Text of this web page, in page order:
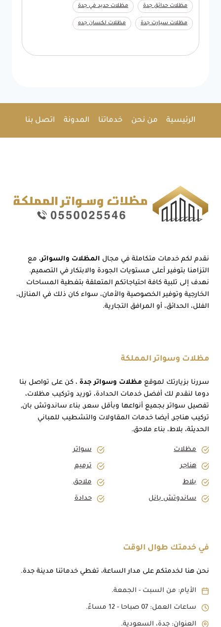
مظلات حدائق جدة مظلات حديد في جدة
مظلات سيارت جدة مظلات لكسان جده
الرئيسية من نحن خدماتنا المدونة اتصل بنا
نقدم لكم خدمات متكاملة في مجال المظلات والسواتر، مع
التزامنا بتوفير أعلى مستويات الجودة والابتكار في التصميم.
نهدف إلى تلبية كافة احتياجاتكم المتعلقة بتغطية المساحات
الخارجية وتوفير الخصوصية والأمان، سواء كان ذلك في المنازل،
الفلل، الحدائق، أو المرافق التجارية.
مظلات وسواتر المملكة
سررنا بزيارتك لموقع مظلات وسواتر جدة ، كن على تواصل بنا
دوما لنقدم لك أفضل خدمات الحدادة، توريد وتركيب مظلات،
تفصيل سواتر بجميع أنواعها وبأقل سعر, بناء ساندوتش بان,
تركيب هناجر, أيضا خدمات المقاولات والتشطيب للمباني
الحديثة، بلاط، بناء ملاحق.
مظلات سواتر
هناجر ترميم
بلاط ملاحق
ساندوتش بانل حدادة
في خدمتك طوال الوقت
نحن هنا لخدمتكم على مدار الساعة، تغطي خدماتنا مدينة جدة.
الأيام: من السبت - الجمعة.
ساعات العمل: 07 صباحا - 12 مساءً.
العنوان: جدة، السعودية.